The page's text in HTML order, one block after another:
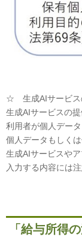
☆ 生成AIサービス
生成AIサービスの
利用者が個人デー
個人データもしく
生成AIサービスや
入力する内容には
「給与所得